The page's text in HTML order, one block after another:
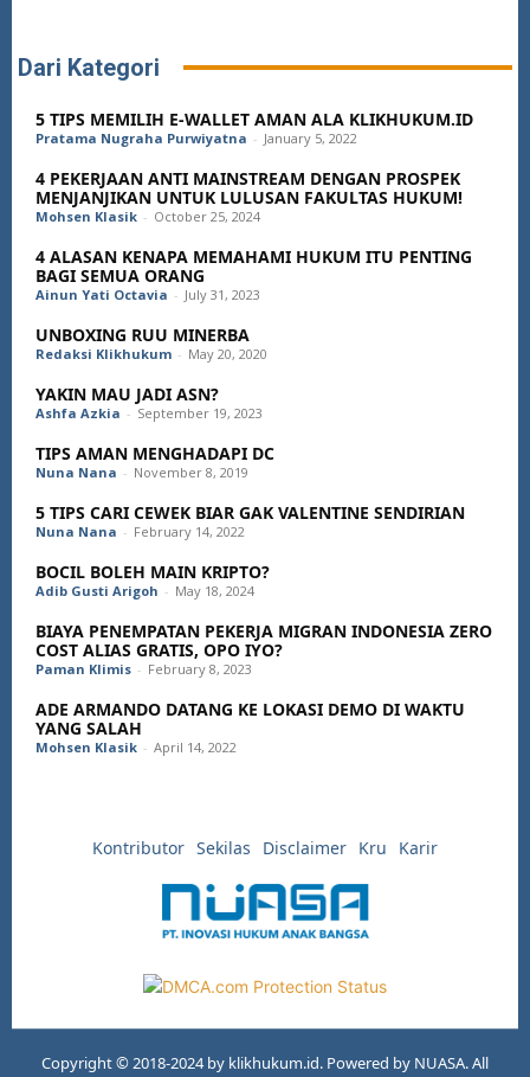
Dari Kategori
5 TIPS MEMILIH E-WALLET AMAN ALA KLIKHUKUM.ID
Pratama Nugraha Purwiyatna - January 5, 2022
4 PEKERJAAN ANTI MAINSTREAM DENGAN PROSPEK
MENJANJIKAN UNTUK LULUSAN FAKULTAS HUKUM!
Mohsen Klasik - October 25, 2024
4 ALASAN KENAPA MEMAHAMI HUKUM ITU PENTING
BAGI SEMUA ORANG
Ainun Yati Octavia - July 31, 2023
UNBOXING RUU MINERBA
Redaksi Klikhukum - May 20, 2020
YAKIN MAU JADI ASN?
Ashfa Azkia - September 19, 2023
TIPS AMAN MENGHADAPI DC
Nuna Nana - November 8, 2019
5 TIPS CARI CEWEK BIAR GAK VALENTINE SENDIRIAN
Nuna Nana - February 14, 2022
BOCIL BOLEH MAIN KRIPTO?
Adib Gusti Arigoh - May 18, 2024
BIAYA PENEMPATAN PEKERJA MIGRAN INDONESIA ZERO
COST ALIAS GRATIS, OPO IYO?
Paman Klimis - February 8, 2023
ADE ARMANDO DATANG KE LOKASI DEMO DI WAKTU
YANG SALAH
Mohsen Klasik - April 14, 2022
Kontributor Sekilas Disclaimer Kru Karir
Copyright © 2018-2024 by klikhukum.id. Powered by NUASA. All